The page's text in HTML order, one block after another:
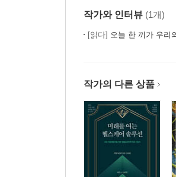
작가와 인터뷰 (1개)
[읽다] 오늘 한 끼가 우리
작가의 다른 상품